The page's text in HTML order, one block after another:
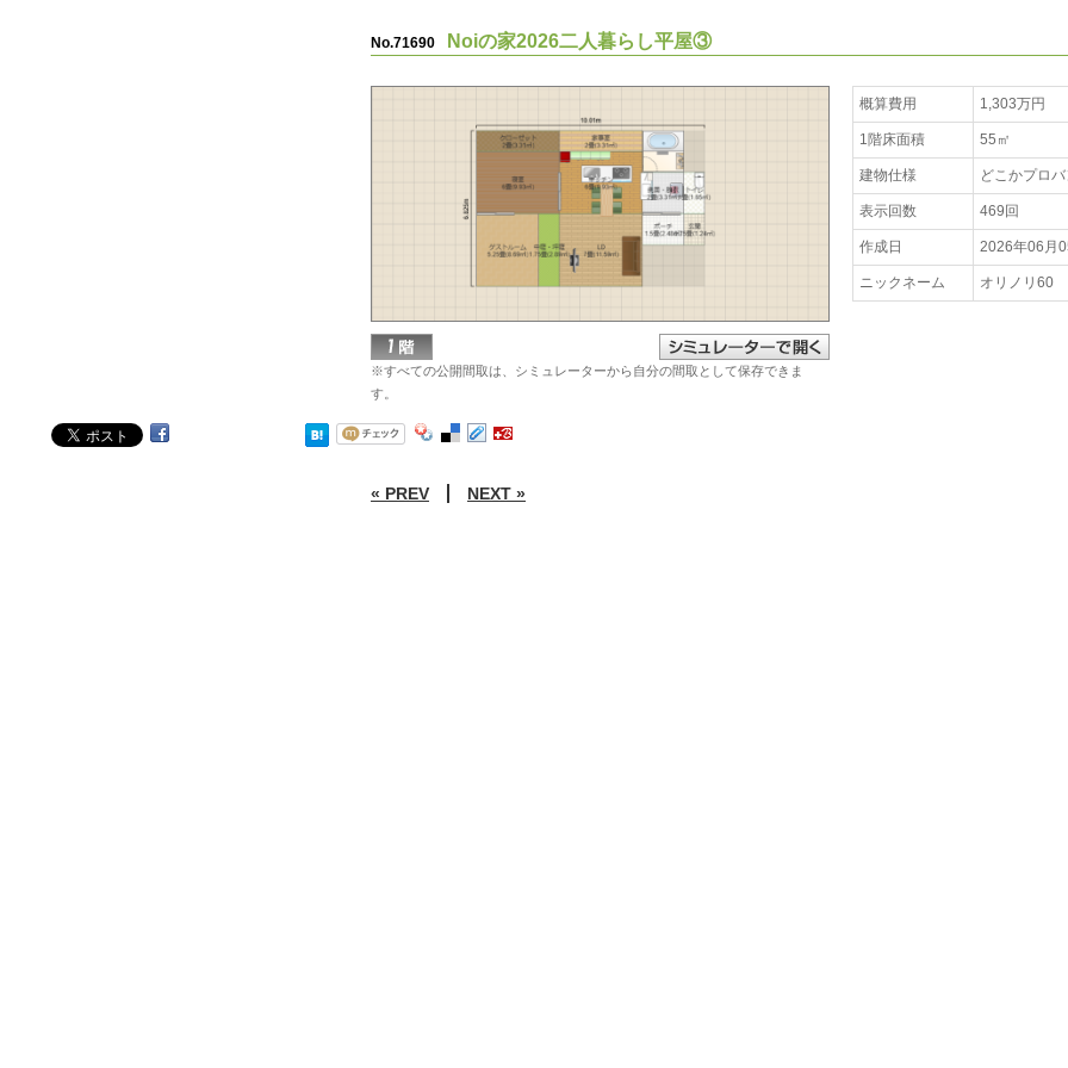
No.71690 Noiの家2026二人暮らし平屋③
概算費用 1,303万円
1階床面積 55㎡
建物仕様 どこかプロ
表示回数 469回
作成日 2026年06月
ニックネーム オリノリ60
※すべての公開間取は、シミュレーターから自分の間取として保存できま
す。
« PREV NEXT »